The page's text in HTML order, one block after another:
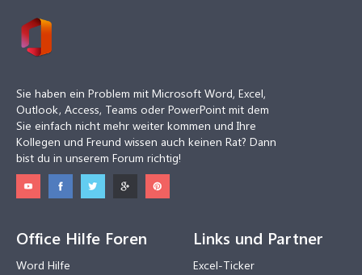
Sie haben ein Problem mit Microsoft Word, Excel,
Outlook, Access, Teams oder PowerPoint mit dem
Sie einfach nicht mehr weiter kommen und Ihre
Kollegen und Freund wissen auch keinen Rat? Dann
bist du in unserem Forum richtig!
Office Hilfe Foren
Word Hilfe
Links und Partner
Excel-Ticker